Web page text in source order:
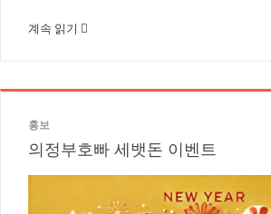
계속 읽기
홍보
의정부호빠 세뱃돈 이벤트